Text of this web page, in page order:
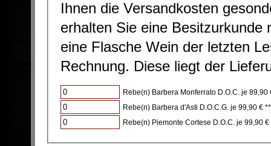
Ihnen die Versandkosten
erhalten Sie eine Besitzurkunde
eine Flasche Wein der letzten
Rechnung. Diese liegt der
Rebe(n) Barbera Monferrato D.O.C. je 89,90
Rebe(n) Barbera d'Asti D.O.C.G. je 99,90 € **
Rebe(n) Piemonte Cortese D.O.C. je 99,90 €